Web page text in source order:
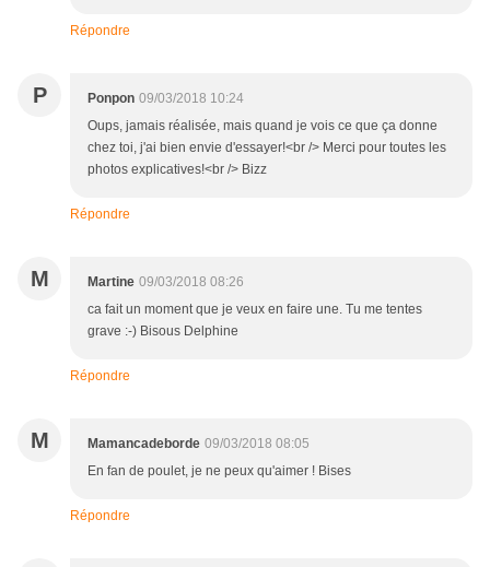
Répondre
P Ponpon 09/03/2018 10:24
Oups, jamais réalisée, mais quand je vois ce que ça donne
chez toi, j'ai bien envie d'essayer!<br /> Merci pour toutes les
photos explicatives!<br /> Bizz
Répondre
M Martine 09/03/2018 08:26
ca fait un moment que je veux en faire une. Tu me tentes
grave :-) Bisous Delphine
Répondre
M Mamancadeborde 09/03/2018 08:05
En fan de poulet, je ne peux qu'aimer ! Bises
Répondre